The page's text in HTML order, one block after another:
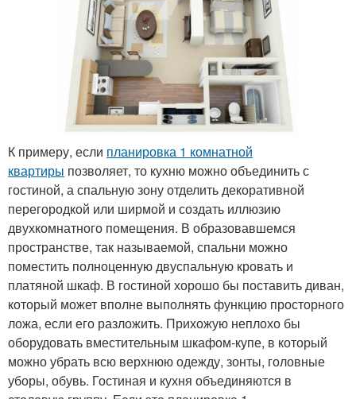
К примеру, если планировка 1 комнатной
квартиры позволяет, то кухню можно объединить с
гостиной, а спальную зону отделить декоративной
перегородкой или ширмой и создать иллюзию
двухкомнатного помещения. В образовавшемся
пространстве, так называемой, спальни можно
поместить полноценную двуспальную кровать и
платяной шкаф. В гостиной хорошо бы поставить диван,
который может вполне выполнять функцию просторного
ложа, если его разложить. Прихожую неплохо бы
оборудовать вместительным шкафом-купе, в который
можно убрать всю верхнюю одежду, зонты, головные
уборы, обувь. Гостиная и кухня объединяются в